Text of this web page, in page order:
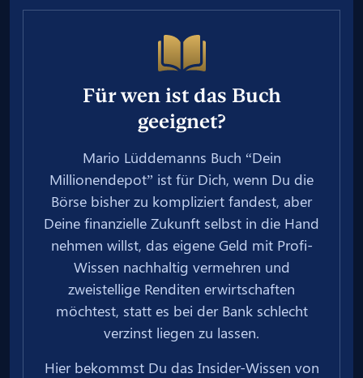
Für wen ist das Buch
geeignet?
Mario Lüddemanns Buch “Dein
Millionendepot” ist für Dich, wenn Du die
Börse bisher zu kompliziert fandest, aber
Deine finanzielle Zukunft selbst in die Hand
nehmen willst, das eigene Geld mit Profi-
Wissen nachhaltig vermehren und
zweistellige Renditen erwirtschaften
möchtest, statt es bei der Bank schlecht
verzinst liegen zu lassen.
Hier bekommst Du das Insider-Wissen von